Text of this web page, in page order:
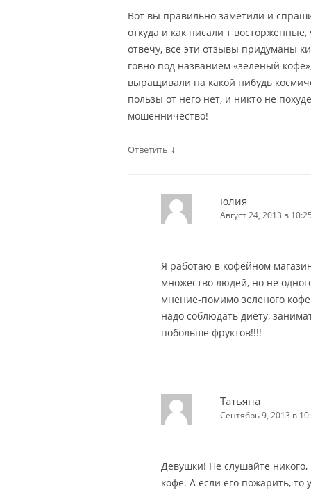
Вот вы правильно заметили и
откуда и как писали т
отвечу, все эти отзывы придуманы
говно под названием «зеленый
выращивали на какой нибудь
пользы от него нет, и никто не
мошенничество!
Ответить ↓
юлия
Август 24, 2013 в
Я работаю в кофейном
множество людей, но не
мнение-помимо зеленого
надо соблюдать диету,
побольше фруктов!!!!
Татьяна
Сентябрь 9, 2013 в
Девушки! Не слушайте
кофе. А если его пожарить, то